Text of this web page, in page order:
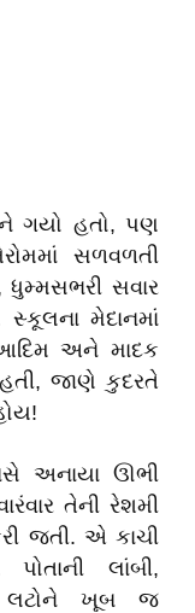
ગયો હતો, પણ
સળવળતી
સવાર
સ્કૂલના મેદાનમાં
અને માદક
જાણે કુદરતે
અનાયા ઊભી
તેની રેશમી
જતી. એ કાચી
લાંબી,
લટોને ખૂબ જ